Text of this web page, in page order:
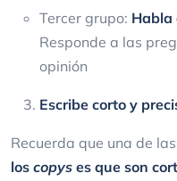
Tercer grupo: Habla
Responde a las
opinión
Escribe corto y
Recuerda que una de
los copys es que son